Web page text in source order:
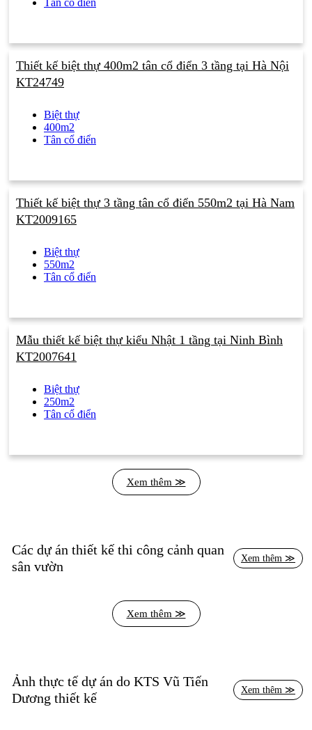
Thiết kế biệt thự 400m2 tân cổ điển 3 tầng tại Hà Nội
KT24749
Biệt thự
400m2
Tân cổ điển
Thiết kế biệt thự 3 tầng tân cổ điển 550m2 tại Hà Nam
KT2009165
Biệt thự
550m2
Tân cổ điển
Mẫu thiết kế biệt thự kiểu Nhật 1 tầng tại Ninh Bình
KT2007641
Biệt thự
250m2
Tân cổ điển
Xem thêm ≫
Các dự án thiết kế thi công cảnh quan
sân vườn
Xem thêm ≫
Xem thêm ≫
Vũ Tiến
Dương
Xem thêm ≫